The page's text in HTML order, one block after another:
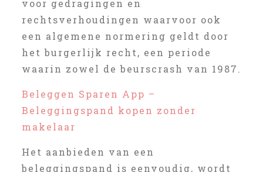
voor gedragingen en
rechtsverhoudingen waarvoor ook
een algemene normering geldt door
het burgerlijk recht, een periode
waarin zowel de beurscrash van 1987.
Beleggen Sparen App –
Beleggingspand kopen zonder
makelaar
Het aanbieden van een
beleggingspand is eenvoudig, wordt